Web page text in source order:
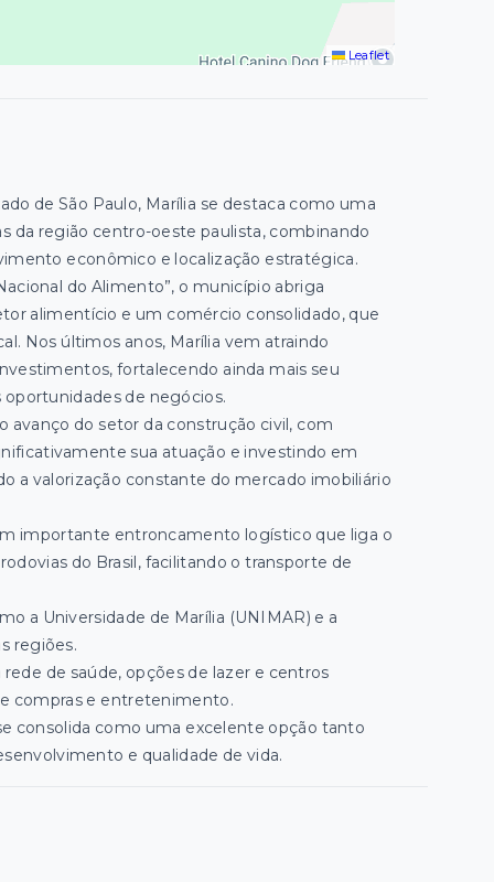
Leaflet
de São Paulo, Marília se destaca como uma
da região centro-oeste paulista, combinando
econômico e localização estratégica.
do Alimento”, o município abriga
alimentício e um comércio consolidado, que
Nos últimos anos, Marília vem atraindo
fortalecendo ainda mais seu
de negócios.
avanço do setor da construção civil, com
sua atuação e investindo em
a valorização constante do mercado imobiliário
importante entroncamento logístico que liga o
do Brasil, facilitando o transporte de
a Universidade de Marília (UNIMAR) e a
regiões.
de saúde, opções de lazer e centros
compras e entretenimento.
consolida como uma excelente opção tanto
e qualidade de vida.